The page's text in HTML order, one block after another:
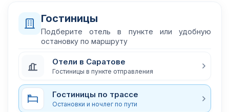
Гостиницы
Подберите отель в пункте или удобную
остановку по маршруту
Отели в Саратове
Гостиницы в пункте отправления
Гостиницы по трассе
Остановки и ночлег по пути